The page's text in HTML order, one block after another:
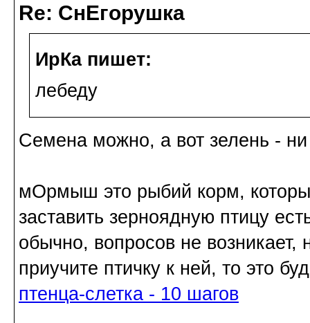
Re: СнЕгорушка
ИрКа пишет:
лебеду
Семена можно, а вот зелень -
мОрмыш это рыбий корм,
заставить зерноядную птицу
обычно, вопросов не
приучите птичку к ней, то это
птенца-слетка - 10 шагов